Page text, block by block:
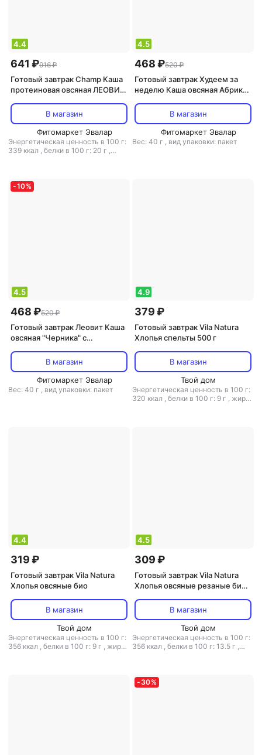
4.4
641 ₽916 ₽
Готовый завтрак Champ Каша
протеиновая овсяная ЛЕОВИТ
Q10", шоубокс 10 штук по 40 г
В магазин
Фитомаркет Эвалар
Энергетическая ценность в 100 г:
339 ккал , белки в 100 г: 20 г ,
4.5
468 ₽520 ₽
Готовый завтрак Худеем за
неделю Каша овсяная Абрикос
В магазин
Фитомаркет Эвалар
Вес: 40 г , вид упаковки: пакет
-10%
4.5
468 ₽520 ₽
Готовый завтрак Леовит Каша
овсяная "Черника" с
микроэлементами. Пакет 40 г
В магазин
Фитомаркет Эвалар
Вес: 40 г , вид упаковки: пакет
4.9
379 ₽
Готовый завтрак Vila Natura
Хлопья спельты 500 г
В магазин
Твой дом
Энергетическая ценность в 100 г:
320 ккал , белки в 100 г: 9 г , жиры
4.4
319 ₽
Готовый завтрак Vila Natura
Хлопья овсяные био
В магазин
Твой дом
Энергетическая ценность в 100 г:
356 ккал , белки в 100 г: 9 г , жиры
4.5
309 ₽
Готовый завтрак Vila Natura
Хлопья овсяные резаные био
В магазин
Твой дом
Энергетическая ценность в 100 г:
356 ккал , белки в 100 г: 13.5 г ,
- 30%